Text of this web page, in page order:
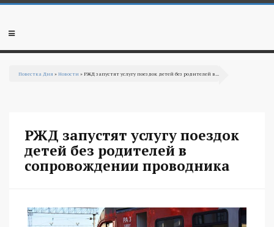
Перейти к основному содержанию
Мобильное
Повестка Дня »Новости » РЖД запустят услугу поездок детей без родителей в...
РЖД запустят услугу поездок
детей без родителей в
сопровождении проводника